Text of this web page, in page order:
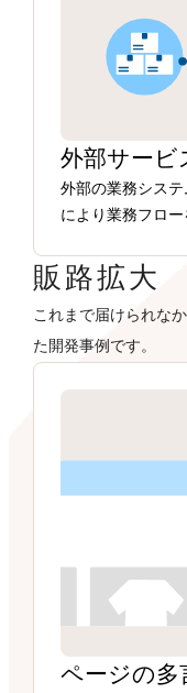
外部サービ
外部の業務シス
により業務フロ
販路拡大
これまで届けられな
た開発事例です。
ページの多